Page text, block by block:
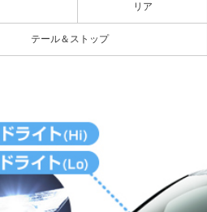
リア
テール＆ストップ